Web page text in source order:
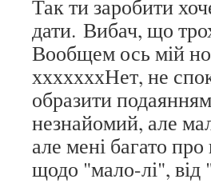
Так ти заробити
дати. Вибач, що
Вообщем ось мій
хххххххНет, не
образити
незнайомий, але
але мені багато
щодо "мало-лі", від